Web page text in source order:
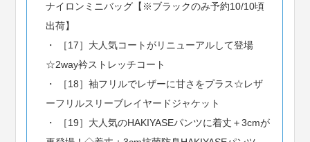
ナイロンミニバッグ【※ブラックのみ予約10/10頃
出荷】
［17］大人気コートがリニューアルして登場
☆2way衿ストレッチコート
［18］袖フリルでレザーに甘さをプラス☆レザ
ーフリルスリーブレイヤードジャケット
［19］大人気のHAKIYASEパンツに着丈＋3cmが